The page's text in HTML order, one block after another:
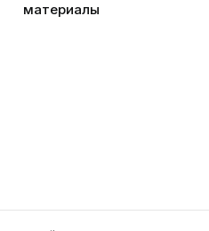
материалы